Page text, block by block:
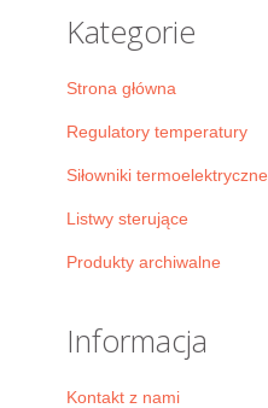
Kategorie
Strona główna
Regulatory temperatury
Siłowniki termoelektryczne
Listwy sterujące
Produkty archiwalne
Informacja
Kontakt z nami